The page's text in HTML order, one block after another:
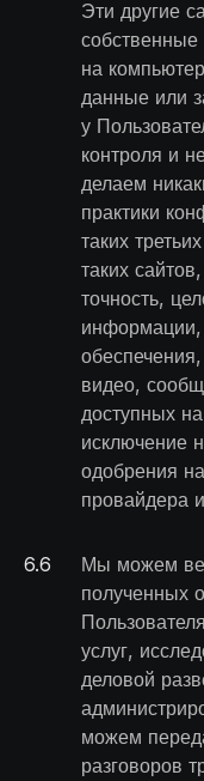
Эти другие
на
данные или
у
контроля и
делаем
практики
таких
таких
точность,
информации,
видео,
доступных
исключение
одобрения
провайдера
6.6
Мы можем
полученных
услуг,
деловой
можем
разговоров